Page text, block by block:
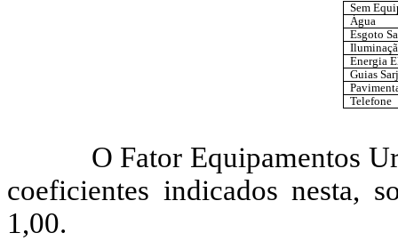
Sem
Água
Esgoto
Energia
Guias
Telefone
O Fator Equipamentos
coeficientes indicados nesta,
1,00.